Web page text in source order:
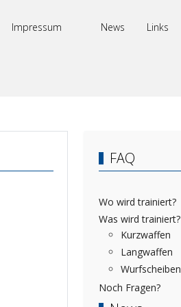
Impressum News Links
FAQ
Wo wird trainiert?
Was wird trainiert?
Kurzwaffen
Langwaffen
Wurfscheiben
Noch Fragen?